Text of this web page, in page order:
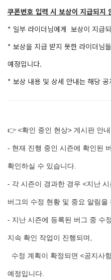
쿠폰번호 입력 시 보상이 지급되지
* 일부 라이더님에게 보상이 지급
* 보상을 지급 받지 못한 라이더님
예정입니다.
* 보상 내용 및 상세 안내는 해당
👉 <확인 중인 현상> 게시판 안내
- 현재 진행 중인 시즌에 확인된
확인하실 수 있습니다.
- 각 시즌이 경과한 경우 <지난
버그의 수정 현황 및 중요 알림을
- 지난 시즌에 등록된 버그 중 수
지속 확인 작업이 진행되며,
수정 계획이 확정되면 <공지사
예정입니다.